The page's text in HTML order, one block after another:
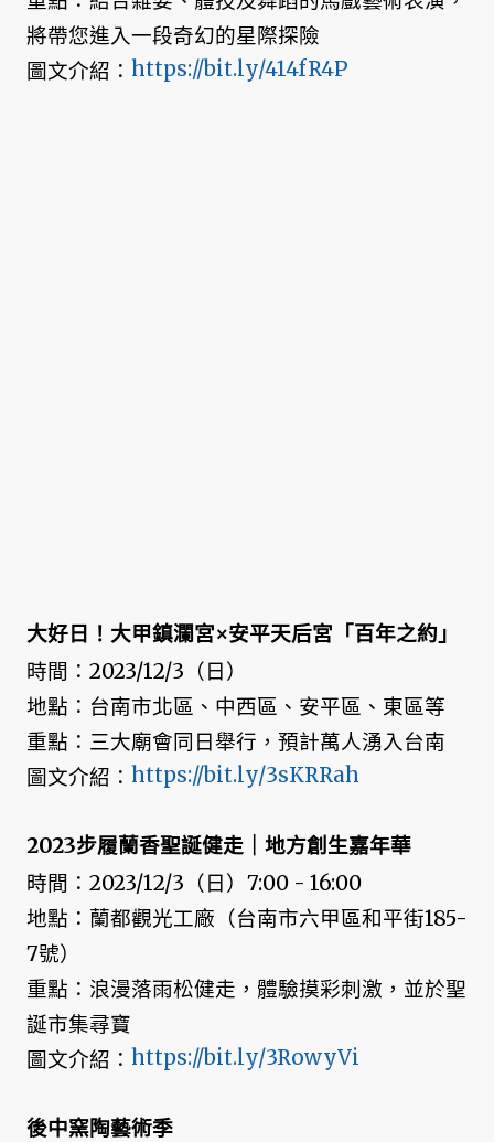
將帶您進入一段奇幻的星際探險
圖文介紹： https://bit.ly/414fR4P
大好日！大甲鎮瀾宮×安平天后宮「百年之約」
時間：2023/12/3（日）
地點：台南市北區、中西區、安平區、東區等
重點：三大廟會同日舉行，預計萬人湧入台南
圖文介紹： https://bit.ly/3sKRRah
2023步履蘭香聖誕健走｜地方創生嘉年華
時間：2023/12/3（日）7:00 - 16:00
地點：蘭都觀光工廠（台南市六甲區和平街185-
7號）
重點：浪漫落雨松健走，體驗摸彩刺激，並於聖
誕市集尋寶
圖文介紹： https://bit.ly/3RowyVi
後中窯陶藝術季